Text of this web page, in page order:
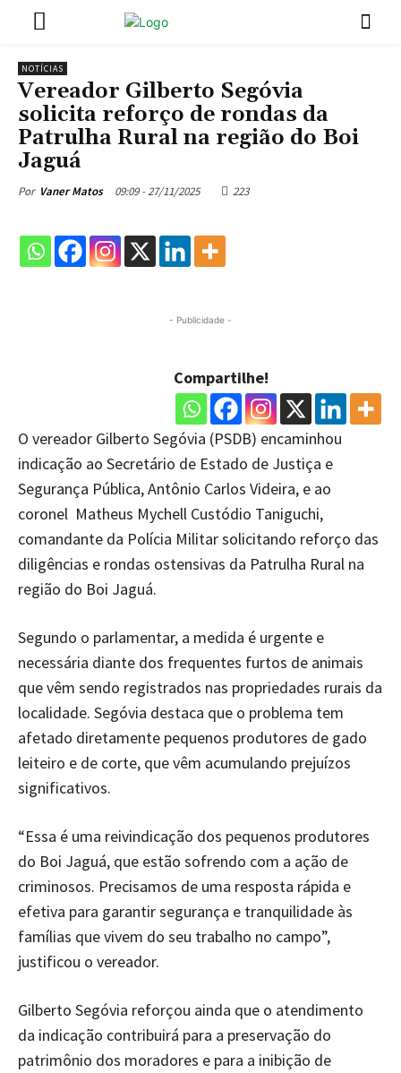
NOTÍCIAS
Vereador Gilberto Segóvia
solicita reforço de rondas da
Patrulha Rural na região do Boi
Jaguá
Por Vaner Matos 09:09 - 27/11/2025 223
- Publicidade -
Compartilhe!
O vereador Gilberto Segóvia (PSDB) encaminhou
indicação ao Secretário de Estado de Justiça e
Segurança Pública, Antônio Carlos Videira, e ao
coronel Matheus Mychell Custódio Taniguchi,
comandante da Polícia Militar solicitando reforço das
diligências e rondas ostensivas da Patrulha Rural na
região do Boi Jaguá.
Segundo o parlamentar, a medida é urgente e
necessária diante dos frequentes furtos de animais
que vêm sendo registrados nas propriedades rurais da
localidade. Segóvia destaca que o problema tem
afetado diretamente pequenos produtores de gado
leiteiro e de corte, que vêm acumulando prejuízos
significativos.
“Essa é uma reivindicação dos pequenos produtores
do Boi Jaguá, que estão sofrendo com a ação de
criminosos. Precisamos de uma resposta rápida e
efetiva para garantir segurança e tranquilidade às
famílias que vivem do seu trabalho no campo”,
justificou o vereador.
Gilberto Segóvia reforçou ainda que o atendimento
da indicação contribuirá para a preservação do
patrimônio dos moradores e para a inibição de